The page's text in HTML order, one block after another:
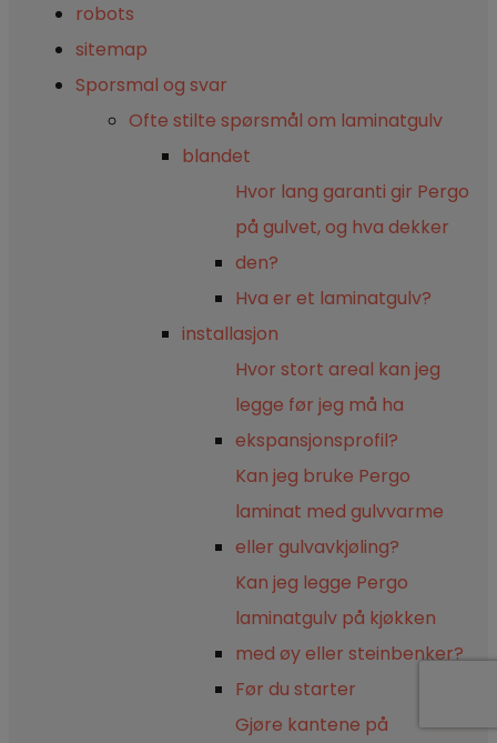
robots
sitemap
Sporsmal og svar
Ofte stilte spørsmål om laminatgulv
blandet
Hvor lang garanti gir Pergo
på gulvet, og hva dekker
den?
Hva er et laminatgulv?
installasjon
Hvor stort areal kan jeg
legge før jeg må ha
ekspansjonsprofil?
Kan jeg bruke Pergo
laminat med gulvvarme
eller gulvavkjøling?
Kan jeg legge Pergo
laminatgulv på kjøkken
med øy eller steinbenker?
Før du starter
Gjøre kantene på